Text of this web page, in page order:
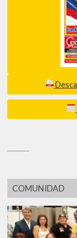
COMUNIDAD